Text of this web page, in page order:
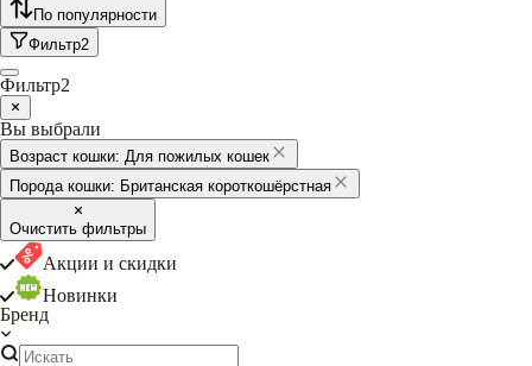
По популярности
Фильтр2
Фильтр2
Вы выбрали
Возраст кошки: Для пожилых кошек
Порода кошки: Британская короткошёрстная
Очистить фильтры
Акции и скидки
Новинки
Бренд